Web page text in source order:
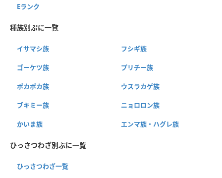
Eランク
種族別ぷに一覧
イサマシ族 フシギ族
ゴーケツ族 プリチー族
ポカポカ族 ウスラカゲ族
ブキミー族 ニョロロン族
かいま族 エンマ族・ハグレ族
ひっさつわざ別ぷに一覧
ひっさつわざ一覧